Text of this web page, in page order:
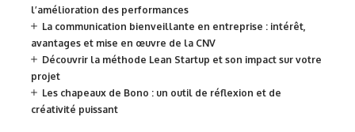
l’amélioration des performances
La communication bienveillante en entreprise : intérêt,
avantages et mise en œuvre de la CNV
Découvrir la méthode Lean Startup et son impact sur votre
projet
Les chapeaux de Bono : un outil de réflexion et de
créativité puissant